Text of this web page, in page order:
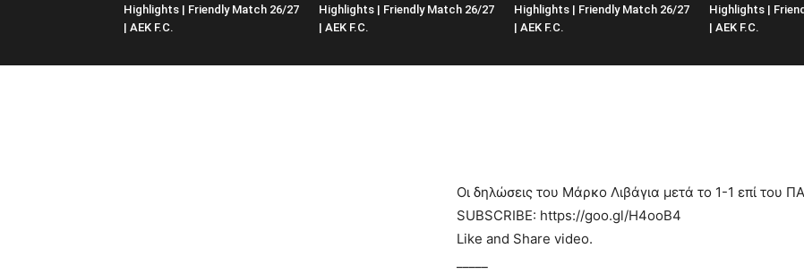
Highlights | Friendly Match 26/27
| ΑΕΚ F.C.
Highlights | Friendly Match 26/27
| ΑΕΚ F.C.
Highlights | Friendly Match 26/27
| ΑΕΚ F.C.
Highlights |
| ΑΕΚ F.C.
Οι δηλώσεις του Μάρκο Λιβάγια μετά το 1-1 επί του
SUBSCRIBE: https://goo.gl/H4ooB4
Like and Share video.